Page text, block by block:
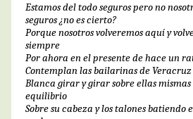
Estamos del todo seguros pero no
seguros ¿no es cierto?
Porque nosotros volveremos aquí y
siempre
Por ahora en el presente de hace un
Contemplan las bailarinas de
Blanca girar y girar sobre ellas mismas
equilibrio
Sobre su cabeza y los talones batiendo